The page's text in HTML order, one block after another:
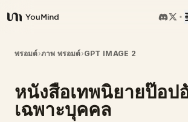
YouMind
ภาพรวม
กรณีการใช้งาน
พรอมต์›ภาพ พรอมต์›GPT IMAGE 2
หนังสือเทพนิยายป๊อป
เฉพาะบุคคล